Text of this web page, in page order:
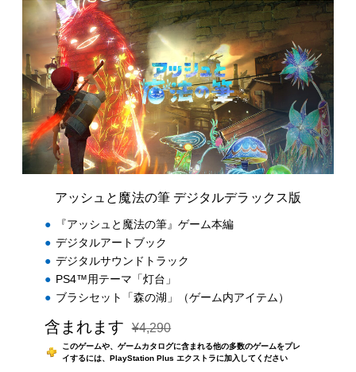
ッ
ュ
と
魔
法
の
筆
デ
ジ
タ
アッシュと魔法の筆 デジタルデラックス版
『アッシュと魔法の筆』ゲーム本編
デジタルアートブック
デジタルサウンドトラック
PS4™用テーマ「灯台」
ブラシセット「森の湖」（ゲーム内アイテム）
含まれます 通常価格¥4,290より値引き
¥4,290
このゲームや、ゲームカタログに含まれる他の多数のゲームをプレ
イするには、PlayStation Plus エクストラに加入してください